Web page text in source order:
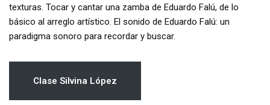
texturas. Tocar y cantar una zamba de Eduardo Falú, de lo
básico al arreglo artístico. El sonido de Eduardo Falú: un
paradigma sonoro para recordar y buscar.
Clase Silvina López